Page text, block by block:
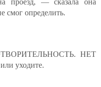
проезд, — сказала она
смог определить.
НЕТ
уходите.